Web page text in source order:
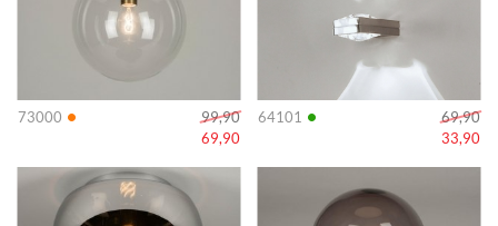
73000 •
99,90
69,90
64101 •
69,90
33,90
Info Info